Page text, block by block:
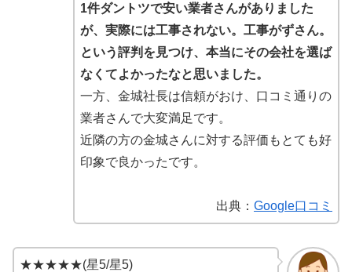
1件ダントツで安い業者さんがありました
が、実際には工事されない。工事がずさん。
という評判を見つけ、本当にその会社を選ば
なくてよかったなと思いました。
一方、金城社長は信頼がおけ、口コミ通りの
業者さんで大変満足です。
近隣の方の金城さんに対する評価もとても好
印象で良かったです。
出典： Google口コミ
★★★★★(星5/星5)